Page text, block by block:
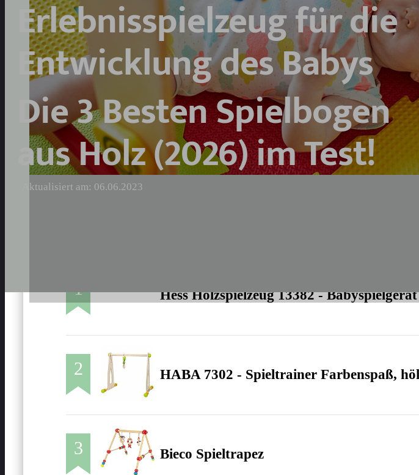
Erlebnisspielzeug für die
Entwicklung des Babys
Die 3 Besten Spielbogen
aus Holz (2026) im Test!
Aktualisiert am: 06.06.2023
1 Hess Holzspielzeug 13382 -
2 HABA 7302 - Spieltrainer Farbenspaß,
3 Bieco Spieltrapez